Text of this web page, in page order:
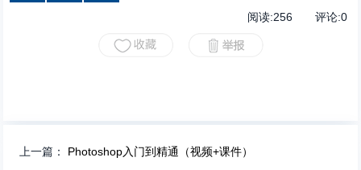
阅读:256评论:0
上一篇： Photoshop入门到精通（视频+课件）